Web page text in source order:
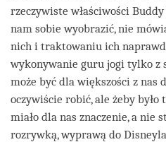
rzeczywiste właściwości
nam sobie wyobrazić, nie
nich i traktowaniu ich
wykonywanie guru jogi tylko z
może być dla większości z nas
oczywiście robić, ale żeby było
miało dla nas znaczenie, a nie
rozrywką, wyprawą do